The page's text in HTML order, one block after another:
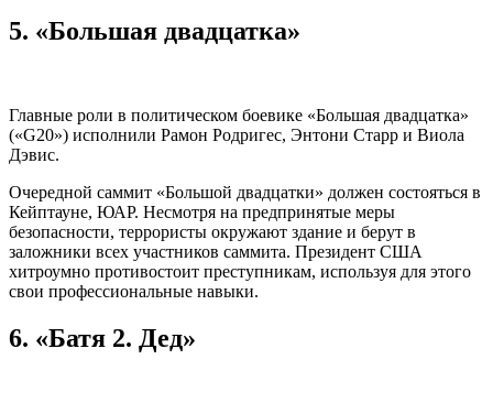
5. «Большая двадцатка»
Главные роли в политическом боевике «Большая двадцатка»
(«G20») исполнили Рамон Родригес, Энтони Старр и Виола
Дэвис.
Очередной саммит «Большой двадцатки» должен состояться в
Кейптауне, ЮАР. Несмотря на предпринятые меры
безопасности, террористы окружают здание и берут в
заложники всех участников саммита. Президент США
хитроумно противостоит преступникам, используя для этого
свои профессиональные навыки.
6. «Батя 2. Дед»